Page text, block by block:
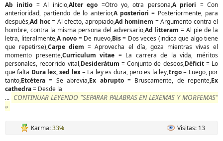
Ab initio = Al inicio,Alter ego =Otro yo, otra persona,A priori = Con
anterioridad, partiendo de lo anterior,A posteriori = Posteriormente, para
después,Ad hoc= Al efecto, apropiado,Ad hominem = Argumento contra el
hombre, contra la misma persona del adversario,Ad litteram = Al pie de la
letra, literalmente,A novo = De nuevo,Bis= Dos veces (indica que algo tiene
que repetirse),Carpe diem = Aprovecha el día, goza mientras vivas el
momento presente,Curriculum vitae = La carrera de la vida, méritos
personales, recorrido vital,Desiderátum = Conjunto de deseos,Déficit = Lo
que falta Dura lex, sed lex= La ley es dura, pero es la ley,Ergo= Luego, por
tanto,Etcétera = Se abrevia,Ex abrupto= Bruscamente, de repente,Ex
cathedra= Desde la
... CONTINUAR LEYENDO "SEPARAR PALABRAS EN LEXEMAS Y MORFEMAS"
»
Karma:33% Visitas: 13